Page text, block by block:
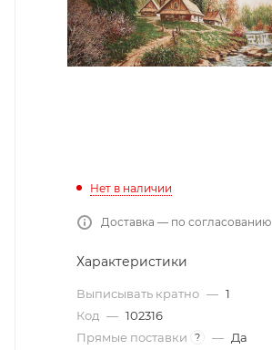
Нет в наличии
Доставка — по согласованию
Характеристики
Выписывать кратно — 1
Код — 102316
Прямые поставки
? — Да